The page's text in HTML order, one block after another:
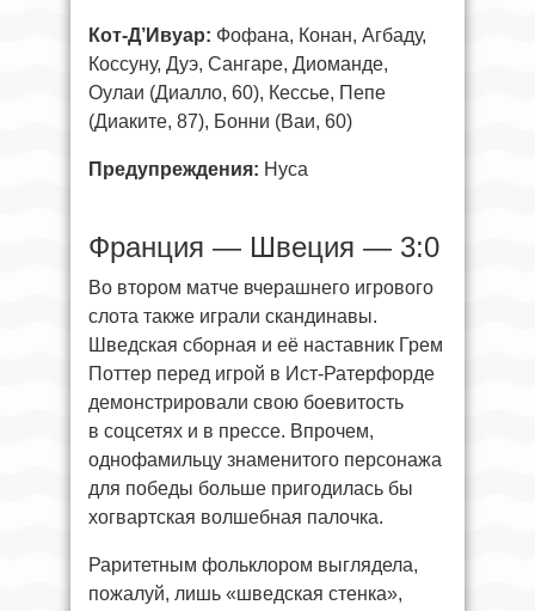
Кот-Д’Ивуар: Фофана, Конан, Агбаду,
Коссуну, Дуэ, Сангаре, Диоманде,
Оулаи (Диалло, 60), Кессье, Пепе
(Диаките, 87), Бонни (Ваи, 60)
Предупреждения: Нуса
Франция — Швеция — 3:0
Во втором матче вчерашнего игрового
слота также играли скандинавы.
Шведская сборная и её наставник Грем
Поттер перед игрой в Ист-Ратерфорде
демонстрировали свою боевитость
в соцсетях и в прессе. Впрочем,
однофамильцу знаменитого персонажа
для победы больше пригодилась бы
хогвартская волшебная палочка.
Раритетным фольклором выглядела,
пожалуй, лишь «шведская стенка»,